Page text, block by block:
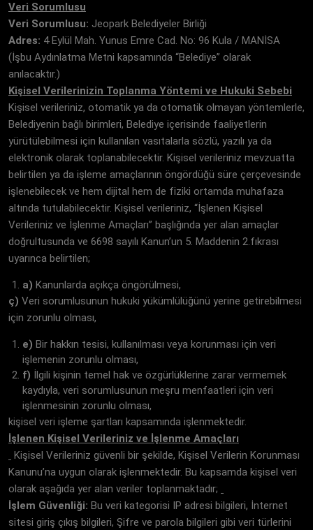
Veri Sorumlusu
Veri Sorumlusu: Jeopark Belediyeler Birliği
Adres: 4 Eylül Mah. Yunus Emre Cad. No: 96 Kula / MANİSA
(İşbu Aydınlatma Metni kapsamında “Belediye” olarak
anılacaktır.)
Kişisel Verilerinizin Toplanma Yöntemi ve Hukuki Sebebi
Kişisel verileriniz, otomatik ya da otomatik olmayan yöntemlerle,
Belediyenin bağlı birimleri, Belediye içerisinde faaliyetlerin
yürütülebilmesi için kullanılan vasıtalarla sözlü, yazılı ya da
elektronik olarak toplanabilecektir. Kişisel verileriniz mevzuatta
belirtilen ya da işleme amaçlarının öngördüğü süre çerçevesinde
işlenebilecek ve hem dijital hem de fiziki ortamda muhafaza
altında tutulabilecektir. Kişisel verileriniz, “İşlenen Kişisel
Verileriniz ve İşlenme Amaçları” başlığında yer alan amaçlar
doğrultusunda ve 6698 sayılı Kanun’un 5. Maddenin 2.fıkrası
uyarınca belirtilen;
a) Kanunlarda açıkça öngörülmesi,
ç) Veri sorumlusunun hukuki yükümlülüğünü yerine getirebilmesi
için zorunlu olması,
e) Bir hakkın tesisi, kullanılması veya korunması için veri
işlemenin zorunlu olması,
f) İlgili kişinin temel hak ve özgürlüklerine zarar vermemek
kaydıyla, veri sorumlusunun meşru menfaatleri için veri
işlenmesinin zorunlu olması,
kişisel veri işleme şartları kapsamında işlenmektedir.
İşlenen Kişisel Verileriniz ve İşlenme Amaçları
Kişisel Verileriniz güvenli bir şekilde, Kişisel Verilerin Korunması
Kanunu’na uygun olarak işlenmektedir. Bu kapsamda kişisel veri
olarak aşağıda yer alan veriler toplanmaktadır;
İşlem Güvenliği: Bu veri kategorisi IP adresi bilgileri, İnternet
sitesi giriş çıkış bilgileri, Şifre ve parola bilgileri gibi veri türlerini